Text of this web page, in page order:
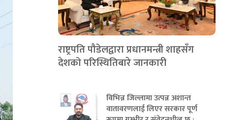
राष्ट्रपति पौडेलद्वारा प्रधानमन्त्री शाहसँग
देशको परिस्थितिबारे जानकारी
विभिन्न जिल्लामा उत्पन्न अशान्त
वातावरणलाई लिएर सरकार पूर्ण